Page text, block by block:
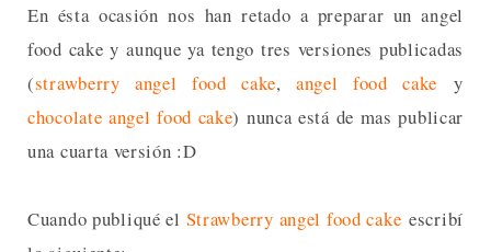
En ésta ocasión nos han retado a preparar un angel
food cake y aunque ya tengo tres versiones publicadas
(strawberry angel food cake,angel food cake y
chocolate angel food cake) nunca está de mas publicar
una cuarta versión :D
Cuando publiqué el Strawberry angel food cake escribí